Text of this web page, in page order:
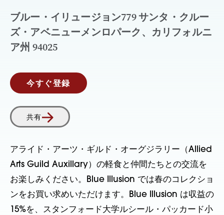
ブルー・イリュージョン779 サンタ・クルー
ズ・アベニューメンロパーク、カリフォルニ
ア州 94025
今すぐ登録
共有
アライド・アーツ・ギルド・オーグジラリー（Allied
Arts Guild Auxillary）の軽食と仲間たちとの交流を
お楽しみください。Blue Illusion では春のコレクショ
ンをお買い求めいただけます。Blue Illusion は収益の
15%を、スタンフォード大学ルシール・パッカード小